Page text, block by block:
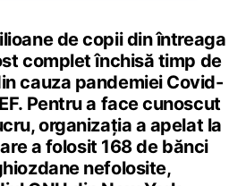
de copii din întreaga
complet închisă timp de
cauza pandemiei Covid-
Pentru a face cunoscut
organizația a apelat la
a folosit 168 de bănci
nefolosite,